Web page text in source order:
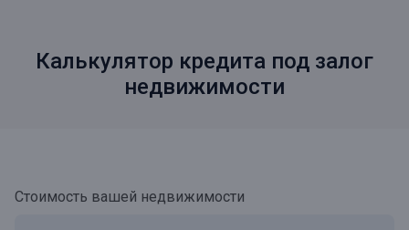
Калькулятор кредита под залог
недвижимости
Стоимость вашей недвижимости